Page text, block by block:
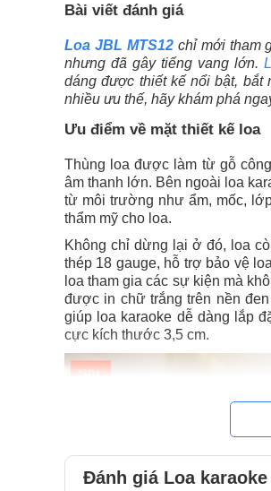
Bài viết đánh giá
Loa JBL MTS12chỉ mới tham
nhưng đã gây tiếng vang lớn.
dáng được thiết kế nổi bật, bắt
nhiều ưu thế, hãy khám phá
Ưu điểm về mặt thiết kế loa
Thùng loa được làm từ gỗ
âm thanh lớn. Bên ngoài loa
từ môi trường như ẩm, mốc,
thẩm mỹ cho loa.
Không chỉ dừng lại ở đó, loa
thép 18 gauge, hỗ trợ bảo vệ
loa tham gia các sự kiện mà
được in chữ trắng trên nền
giúp loa karaoke dễ dàng lắp
cực kích thước 3,5 cm.
Đánh giá Loa